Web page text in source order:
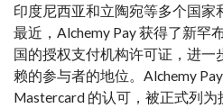
印度尼西亚和立陶宛等多个国家
最近，Alchemy Pay 获得了新罕
国的授权支付机构许可证，进一
赖的参与者的地位。Alchemy
Mastercard 的认可，被正式列为